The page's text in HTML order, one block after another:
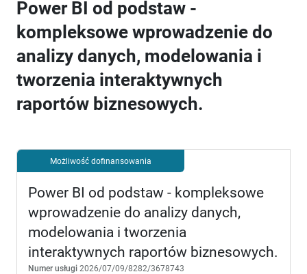
Power BI od podstaw -
kompleksowe wprowadzenie do
analizy danych, modelowania i
tworzenia interaktywnych
raportów biznesowych.
Możliwość dofinansowania
Power BI od podstaw - kompleksowe
wprowadzenie do analizy danych,
modelowania i tworzenia
interaktywnych raportów biznesowych.
Numer usługi 2026/07/09/8282/3678743